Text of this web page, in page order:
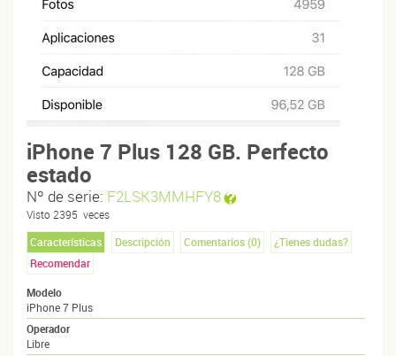
iPhone 7 Plus 128 GB. Perfecto
estado
Nº de serie: F2LSK3MMHFY8
Visto 2395 veces
Características
Descripción Comentarios (0)
¿Tienes dudas?
Recomendar
Modelo
iPhone 7 Plus
Operador
Libre